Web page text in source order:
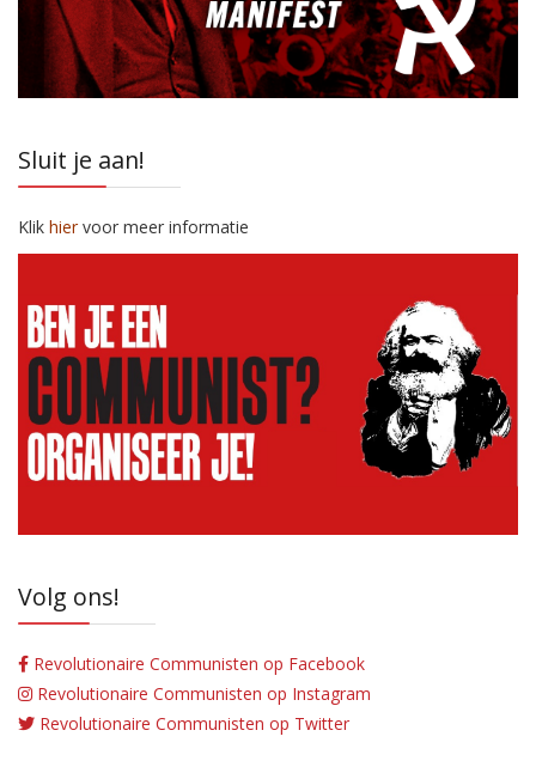
Sluit je aan!
Klik hiervoor meer informatie
Volg ons!
Revolutionaire Communisten op Facebook
Revolutionaire Communisten op Instagram
Revolutionaire Communisten op Twitter